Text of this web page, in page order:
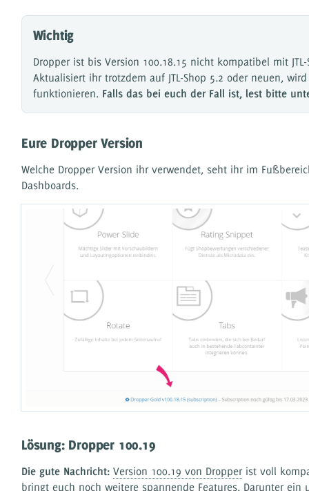
Wichtig
Dropper ist bis Version 100.18.15 nicht kompatibel mit
Aktualisiert ihr trotzdem auf JTL-Shop 5.2 oder neuen,
funktionieren. Falls das bei euch der Fall ist, lest bitte
Eure Dropper Version
Welche Dropper Version ihr verwendet, seht ihr im
Dashboards.
Lösung: Dropper 100.19
Die gute Nachricht: Version 100.19 von Dropper ist voll
bringt euch noch weitere spannende Features. Darunter ein